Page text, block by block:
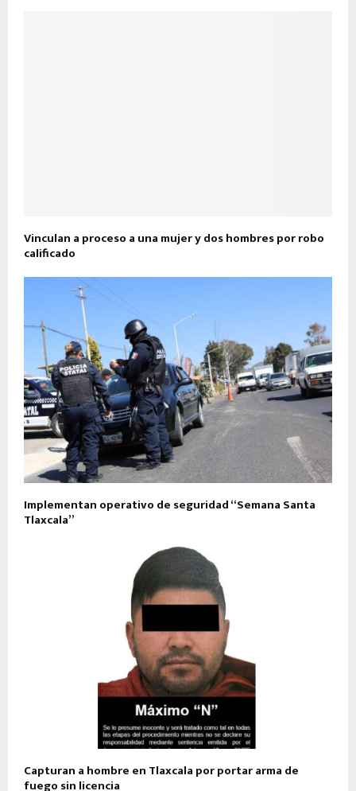
Vinculan a proceso a una mujer y dos hombres por robo
calificado
Implementan operativo de seguridad “Semana Santa
Tlaxcala”
Capturan a hombre en Tlaxcala por portar arma de
fuego sin licencia